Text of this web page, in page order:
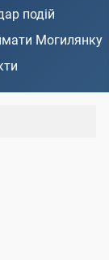
подій
Могилянку